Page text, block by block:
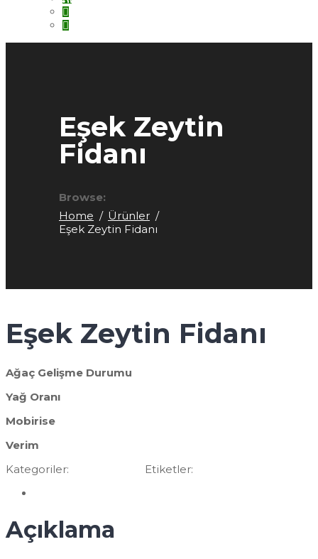
Eşek Zeytin
Fidanı
Browse:
Home
Ürünler
Eşek Zeytin Fidanı
Eşek Zeytin Fidanı
Ağaç Gelişme Durumu
Yağ Oranı
Mobirise
Verim
Kategoriler:
Etiketler:
Açıklama